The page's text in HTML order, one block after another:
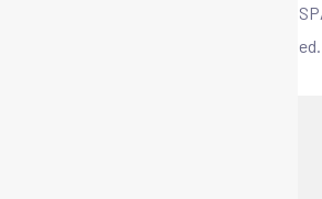
Copyright © 2025 CIBERSECURITY
All Rights Reserved.